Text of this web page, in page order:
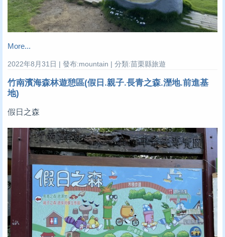
More...
2022年8月31日 | 發布:mountain | 分類:苗栗縣旅遊
竹南濱海森林遊憩區(假日.親子.長青之森.溼地.前進基
地)
假日之森